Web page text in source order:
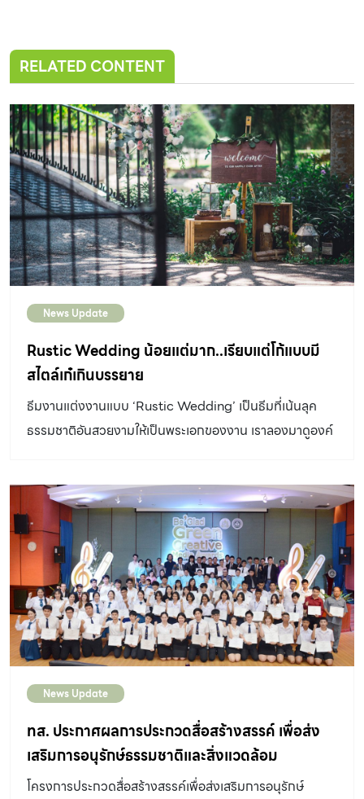
RELATED CONTENT
News Update
Rustic Wedding น้อยแต่มาก..เรียบแต่โก้แบบมี
สไตล์เก๋เกินบรรยาย
ธีมงานแต่งงานแบบ ‘Rustic Wedding’ เป็นธีมที่เน้นลุค
ธรรมชาติอันสวยงามให้เป็นพระเอกของงาน เราลองมาดูองค์
News Update
ทส. ประกาศผลการประกวดสื่อสร้างสรรค์ เพื่อส่ง
เสริมการอนุรักษ์ธรรมชาติและสิ่งแวดล้อม
“Be’Glad Creative Media Awards”
โครงการประกวดสื่อสร้างสรรค์เพื่อส่งเสริมการอนุรักษ์